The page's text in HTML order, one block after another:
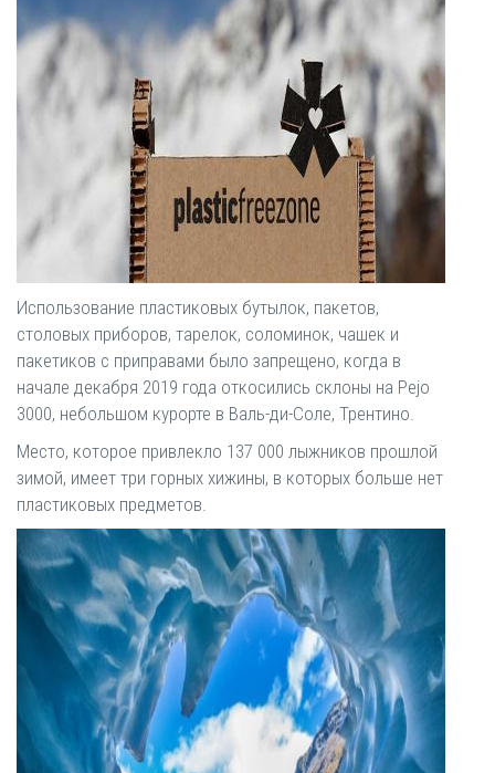
Использование пластиковых бутылок, пакетов,
столовых приборов, тарелок, соломинок, чашек и
пакетиков с приправами было запрещено, когда в
начале декабря 2019 года откосились склоны на Pejo
3000, небольшом курорте в Валь-ди-Соле, Трентино.
Место, которое привлекло 137 000 лыжников прошлой
зимой, имеет три горных хижины, в которых больше нет
пластиковых предметов.